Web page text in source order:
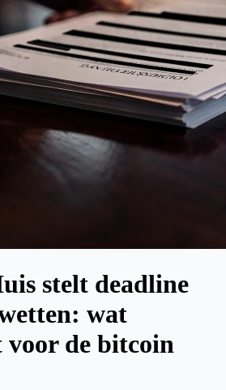
stelt deadline
wat
de bitcoin